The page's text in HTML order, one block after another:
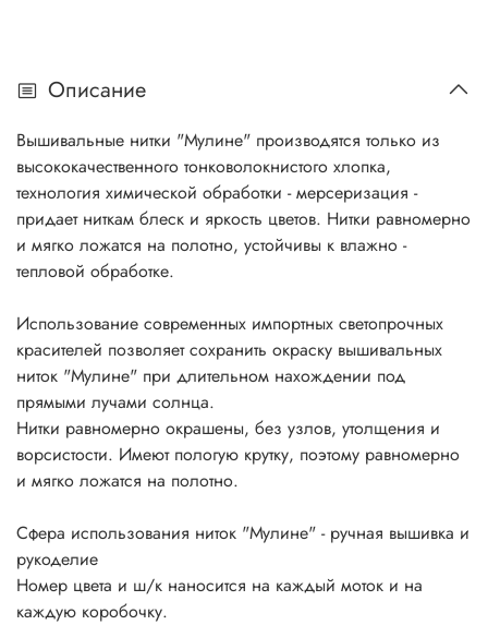
Описание
Вышивальные нитки "Мулине" производятся только из
высококачественного тонковолокнистого хлопка,
технология химической обработки - мерсеризация -
придает ниткам блеск и яркость цветов. Нитки равномерно
и мягко ложатся на полотно, устойчивы к влажно -
тепловой обработке.
Использование современных импортных светопрочных
красителей позволяет сохранить окраску вышивальных
ниток "Мулине" при длительном нахождении под
прямыми лучами солнца.
Нитки равномерно окрашены, без узлов, утолщения и
ворсистости. Имеют пологую крутку, поэтому равномерно
и мягко ложатся на полотно.
Сфера использования ниток "Мулине" - ручная вышивка и
рукоделие
Номер цвета и ш/к наносится на каждый моток и на
каждую коробочку.